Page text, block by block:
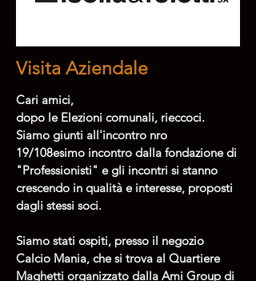
Visita Aziendale
Cari amici,
dopo le Elezioni comunali, rieccoci.
Siamo giunti all'incontro nro
19/108esimo incontro dalla fondazione di
"Professionisti" e gli incontri si stanno
crescendo in qualità e interesse, proposti
dagli stessi soci.
Siamo stati ospiti, presso il negozio
Calcio Mania, che si trova al Quartiere
Maghetti organizzato dalla Ami Group di